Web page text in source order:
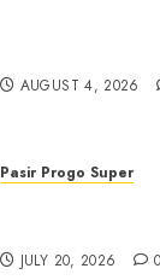
AUGUST 4, 2026
Pasir Progo Super
JULY 20, 2026 0